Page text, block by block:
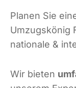
Planen Sie
Umzugskönig
nationale &
Wir bieten